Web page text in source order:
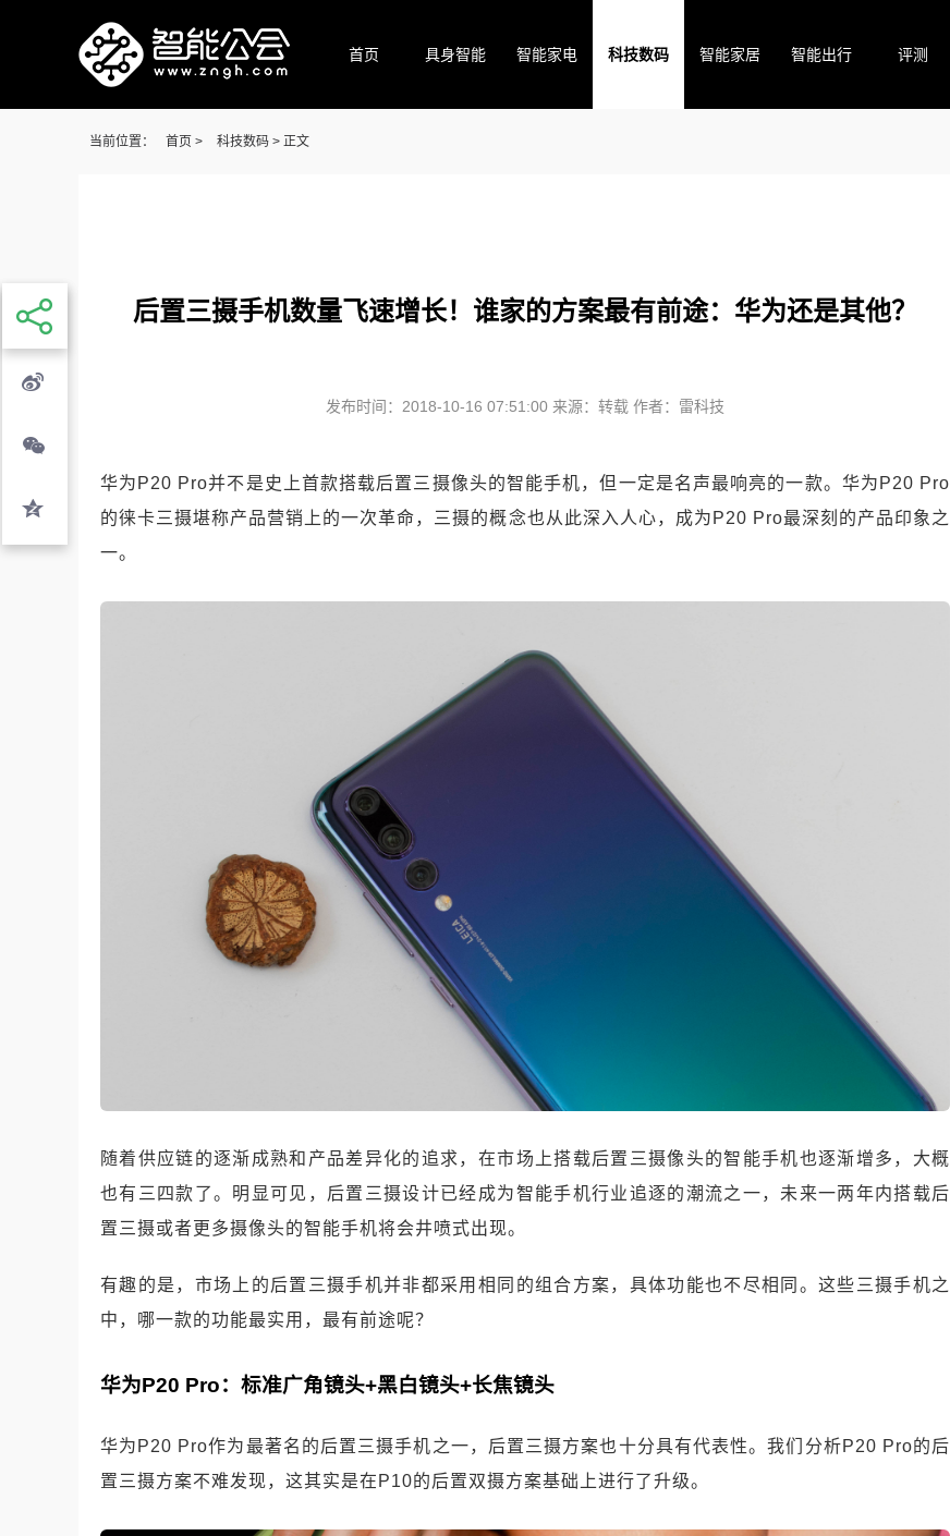
首页 具身智能 智能家电 科技数码 智能家居 智能出行 评测
当前位置： 首页 > 科技数码 > 正文
后置三摄手机数量飞速增长！谁家的方案最有前途：华为还是其他？
发布时间：2018-10-16 07:51:00 来源：转载 作者：雷科技
华为P20 Pro并不是史上首款搭载后置三摄像头的智能手机，但一定是名声最响亮的一款。华为P20 Pro
的徕卡三摄堪称产品营销上的一次革命，三摄的概念也从此深入人心，成为P20 Pro最深刻的产品印象之
一。
随着供应链的逐渐成熟和产品差异化的追求，在市场上搭载后置三摄像头的智能手机也逐渐增多，大概
也有三四款了。 明显可见，后置三摄设计已经成为智能手机行业追逐的潮流之一，未来一两年内搭载后
置三摄或者更多摄像头的智能手机将会井喷式出现。
有趣的是，市场上的后置三摄手机并非都采用相同的组合方案，具体功能也不尽相同。这些三摄手机之
中，哪一款的功能最实用，最有前途呢？
华为P20 Pro：标准广角镜头+黑白镜头+长焦镜头
华为P20 Pro作为最著名的后置三摄手机之一，后置三摄方案也十分具有代表性。我们分析P20 Pro的后
置三摄方案不难发现，这其实是在P10的后置双摄方案基础上进行了升级。